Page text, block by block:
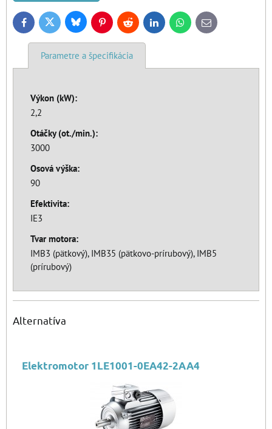
FacebookTwitter BlueskyPinterestReddit LinkedInWhatsApp
E-
mail
Parametre a špecifikácia
Výkon (kW):
2,2
Otáčky (ot./min.):
3000
Osová výška:
90
Efektivita:
IE3
Tvar motora:
IMB3 (pätkový), IMB35 (pätkovo-prírubový), IMB5
(prírubový)
Alternatíva
Elektromotor 1LE1001-0EA42-2AA4